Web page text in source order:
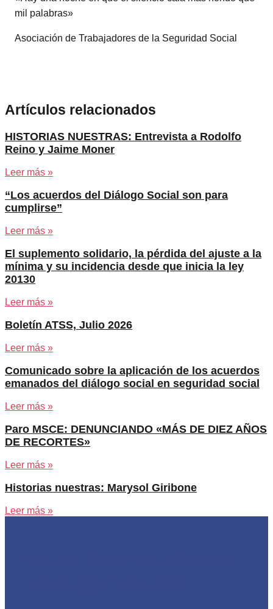
mil palabras»
Asociación de Trabajadores de la Seguridad Social
Artículos relacionados
HISTORIAS NUESTRAS: Entrevista a Rodolfo
Reino y Jaime Moner
Leer más »
“Los acuerdos del Diálogo Social son para
cumplirse”
Leer más »
El suplemento solidario, la pérdida del ajuste a la
mínima y su incidencia desde que inicia la ley
20130
Leer más »
Boletín ATSS, Julio 2026
Leer más »
Comunicado sobre la aplicación de los acuerdos
emanados del diálogo social en seguridad social
Leer más »
Paro MSCE: DENUNCIANDO «MÁS DE DIEZ AÑOS
DE RECORTES»
Leer más »
Historias nuestras: Marysol Giribone
Leer más »